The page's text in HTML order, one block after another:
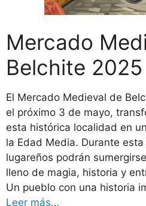
Mercado
Belchite 2025
El Mercado Medieval de
el próximo 3 de mayo,
esta histórica localidad en
la Edad Media. Durante
lugareños podrán
lleno de magia, historia y
Un pueblo con una historia
Leer más…